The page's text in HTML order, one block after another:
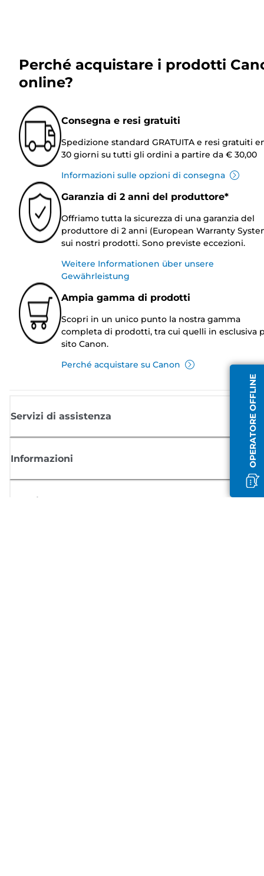
OPERATORE OFFLINE
Perché acquistare i prodotti
online?
Consegna e resi gratuiti
Spedizione standard GRATUITA e resi gratuiti
30 giorni su tutti gli ordini a partire da € 30,00
Informazioni sulle opzioni di consegna
Garanzia di 2 anni del produttore*
Offriamo tutta la sicurezza di una garanzia del
produttore di 2 anni (European Warranty
sui nostri prodotti. Sono previste eccezioni.
Weitere Informationen über unsere
Gewährleistung
Ampia gamma di prodotti
Scopri in un unico punto la nostra gamma
completa di prodotti, tra cui quelli in esclusiva
sito Canon.
Perché acquistare su Canon
Servizi di assistenza
Informazioni
Acquisto